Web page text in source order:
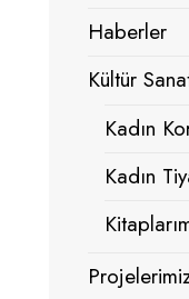
Haberler
Kültür
Kadın
Kadın